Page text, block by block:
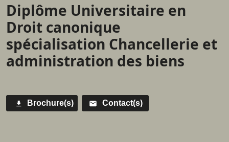
Diplôme Universitaire en
Droit canonique
spécialisation Chancellerie et
administration des biens
Call to
Brochure(s) Contact(s)